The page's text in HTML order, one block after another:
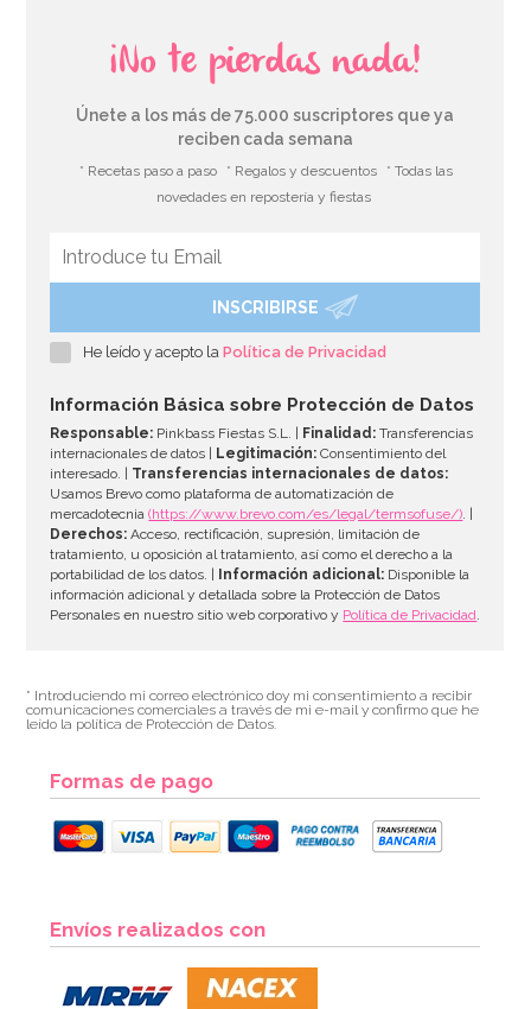
Preparado para Cupcakes 1 Kg - FunCakes
AÑADIR
2,40€
¡No te pierdas nada!
Únete a los más de 75.000 suscriptores que ya
reciben cada semana
* Recetas paso a paso * Regalos y descuentos
* Todas las
novedades en repostería y fiestas
INSCRIBIRSE
He leído y acepto laPolítica de Privacidad
Información Básica sobre Protección de Datos
Responsable: Pinkbass Fiestas S.L. | Finalidad: Transferencias
internacionales de datos |
Legitimación: Consentimiento del
interesado. | Transferencias internacionales de datos:
Usamos Brevo como plataforma de automatización de
mercadotecnia(https://www.brevo.com/es/legal/termsofuse/). |
Derechos: Acceso, rectificación, supresión, limitación de
tratamiento, u oposición al tratamiento, así como el derecho a la
portabilidad de los datos. |
Información adicional: Disponible la
información adicional y detallada sobre la Protección de Datos
Personales en nuestro sitio web corporativo y Política de Privacidad.
* Introduciendo mi correo electrónico doy mi consentimiento a recibir
comunicaciones comerciales a través de mi e-mail y confirmo que he
leído la política de Protección de Datos.
Formas de pago
Envíos realizados con